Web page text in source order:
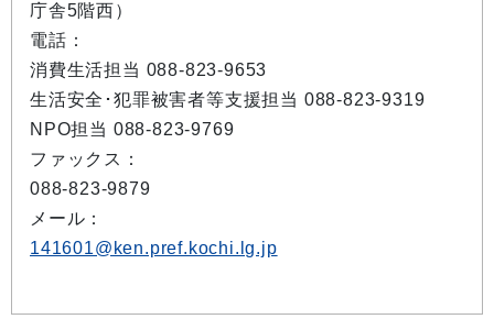
庁舎5階西）
電話：
消費生活担当 088-823-9653
生活安全･犯罪被害者等支援担当 088-823-9319
NPO担当 088-823-9769
ファックス：
088-823-9879
メール：
141601@ken.pref.kochi.lg.jp